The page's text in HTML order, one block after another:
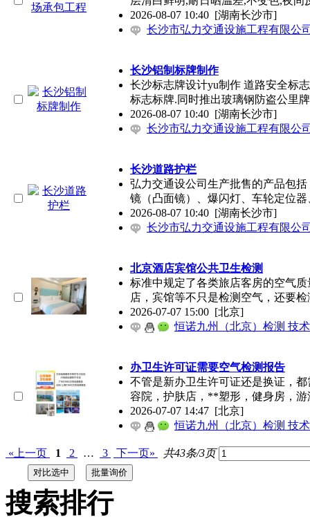
2026-08-07 10:40 [湖南长沙市]
长沙市弘力交通设施工程有限公
长沙铝制标牌制作
长沙标志牌设计yu制作 道路安全标
标志标牌.同时推出玻璃钢防盗公里
2026-08-07 10:40 [湖南长沙市]
长沙市弘力交通设施工程有限公
长沙道路护栏
弘力交通设公司生产批售的产品包
镜（凸面镜）、爆闪灯、车轮定位器
2026-08-07 10:40 [湖南长沙市]
长沙市弘力交通设施工程有限公
北京酒店宾馆公共卫生检测
标准中规定了各类旅店客房的空气
店，宾馆等不只是检测空气，还要检
2026-07-07 15:00 [北京]
恒诺九州（北京）检测 技
办卫生许可证需要空气检测报告
不管是新办卫生许可证还是换证，
容院，护肤店，**塑形，健身房，游
2026-07-07 14:47 [北京]
恒诺九州（北京）检测 技
«上一页 1 2 … 3 下一页» 共43条/3页
搜索排行